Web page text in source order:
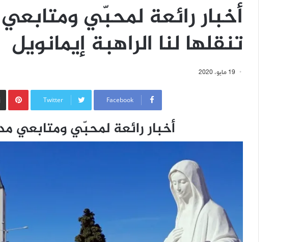
أخبار رائعة لمحبّي
تنقلها لنا الراهبة إيمانويل
19 مايو، 2020
Facebook
Twitter
أخبار رائعة لمحبّي ومتابعي